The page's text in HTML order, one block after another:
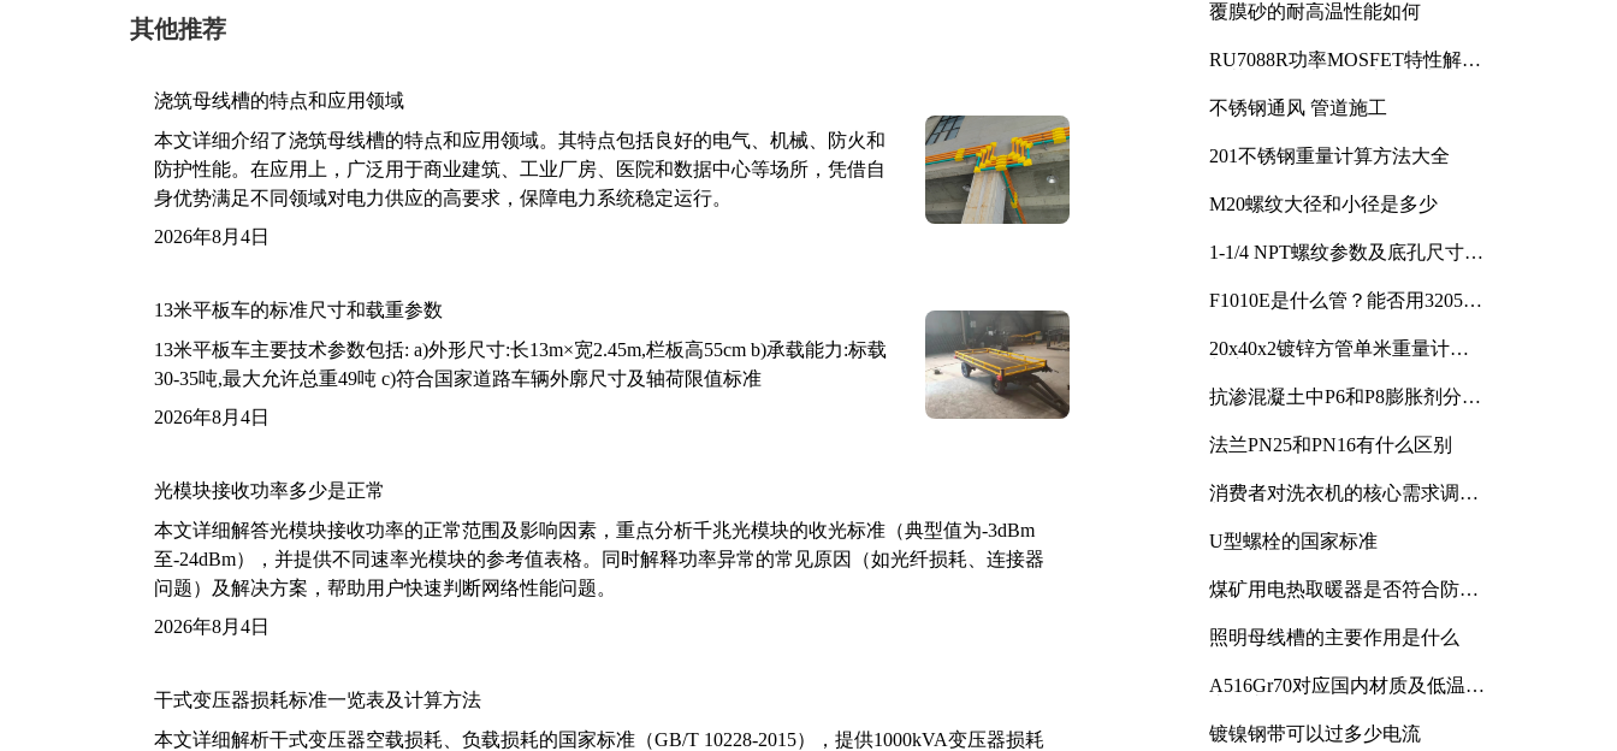
其他推荐
浇筑母线槽的特点和应用领域
本文详细介绍了浇筑母线槽的特点和应用领域。其特点包括良好的电气、机械、防火和
防护性能。在应用上，广泛用于商业建筑、工业厂房、医院和数据中心等场所，凭借自
身优势满足不同领域对电力供应的高要求，保障电力系统稳定运行。
2026年8月4日
13米平板车的标准尺寸和载重参数
13米平板车主要技术参数包括: a)外形尺寸:长13m×宽2.45m,栏板高55cm b)承载能力:标载
30-35吨,最大允许总重49吨 c)符合国家道路车辆外廓尺寸及轴荷限值标准
2026年8月4日
光模块接收功率多少是正常
本文详细解答光模块接收功率的正常范围及影响因素，重点分析千兆光模块的收光标准（典型值为-3dBm
至-24dBm），并提供不同速率光模块的参考值表格。同时解释功率异常的常见原因（如光纤损耗、连接器
问题）及解决方案，帮助用户快速判断网络性能问题。
2026年8月4日
干式变压器损耗标准一览表及计算方法
本文详细解析干式变压器空载损耗、负载损耗的国家标准（GB/T 10228-2015），提供1000kVA变压器损耗
覆膜砂的耐高温性能如何
RU7088R功率MOSFET特性解析
不锈钢通风 管道施工
201不锈钢重量计算方法大全
M20螺纹大径和小径是多少
1-1/4 NPT螺纹参数及底孔尺寸详
F1010E是什么管？能否用3205或
20x40x2镀锌方管单米重量计算
抗渗混凝土中P6和P8膨胀剂分别
法兰PN25和PN16有什么区别
消费者对洗衣机的核心需求调研
U型螺栓的国家标准
煤矿用电热取暖器是否符合防爆
照明母线槽的主要作用是什么
A516Gr70对应国内材质及低温冲
镀镍钢带可以过多少电流